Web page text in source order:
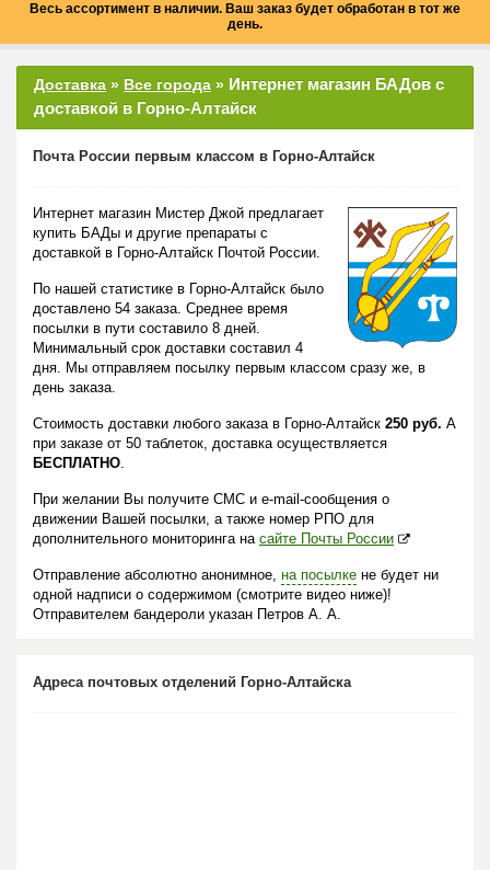
Весь ассортимент в наличии. Ваш заказ будет обработан в тот же
день.
Доставка » Все города » Интернет магазин БАДов с
доставкой в Горно-Алтайск
Почта России первым классом в Горно-Алтайск
Интернет магазин Мистер Джой предлагает
купить БАДы и другие препараты с
доставкой в Горно-Алтайск Почтой России.
По нашей статистике в Горно-Алтайск было
доставлено 54 заказа. Среднее время
посылки в пути составило 8 дней.
Минимальный срок доставки составил 4
дня. Мы отправляем посылку первым классом сразу же, в
день заказа.
Стоимость доставки любого заказа в Горно-Алтайск 250 руб. А
при заказе от 50 таблеток, доставка осуществляется
БЕСПЛАТНО.
При желании Вы получите СМС и e-mail-сообщения о
движении Вашей посылки, а также номер РПО для
дополнительного мониторинга на сайте Почты России
Отправление абсолютно анонимное, на посылке не будет ни
одной надписи о содержимом (смотрите видео ниже)!
Отправителем бандероли указан Петров А. А.
Адреса почтовых отделений Горно-Алтайска